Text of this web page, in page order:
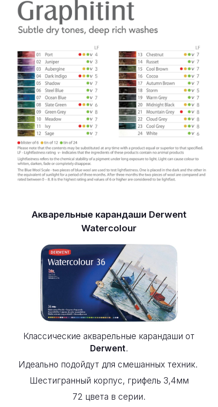
Акварельные карандаши Derwent
Watercolour
Классические акварельные карандаши от
Derwent.
Идеально подойдут для смешанных техник.
Шестигранный корпус, грифель 3,4мм
72 цвета в серии.